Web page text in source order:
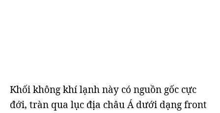
Khối không khí lạnh này có nguồn gốc cực
đới, tràn qua lục địa châu Á dưới dạng front